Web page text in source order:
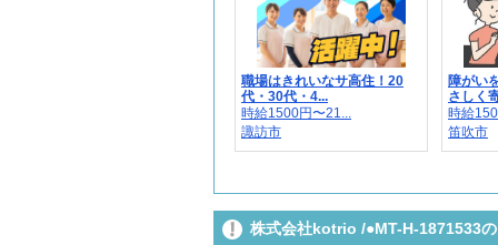
職場はきれいなサ高住！20
代・30代・4...
時給1500円〜21...
諏訪市
障がい
さしく
時給
笛吹市
株式会社kotrio /●MT-H-1871533